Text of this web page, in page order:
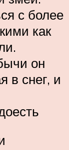
с более
как
он
в снег, и